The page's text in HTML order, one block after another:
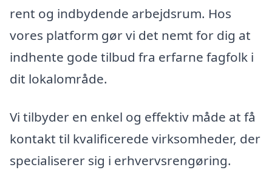
rent og indbydende arbejdsrum. Hos
vores platform gør vi det nemt for dig at
indhente gode tilbud fra erfarne fagfolk i
dit lokalområde.
Vi tilbyder en enkel og effektiv måde at få
kontakt til kvalificerede virksomheder, der
specialiserer sig i erhvervsrengøring.